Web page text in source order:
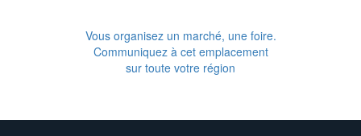
Vous organisez un marché, une foire.
Communiquez à cet emplacement
sur toute votre région